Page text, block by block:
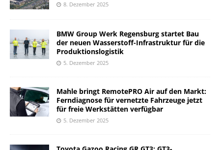
8. Dezember 2025
BMW Group Werk Regensburg startet Bau
der neuen Wasserstoff-Infrastruktur für die
Produktionslogistik
5. Dezember 2025
Mahle bringt RemotePRO Air auf den Markt:
Ferndiagnose für vernetzte Fahrzeuge jetzt
für freie Werkstätten verfügbar
5. Dezember 2025